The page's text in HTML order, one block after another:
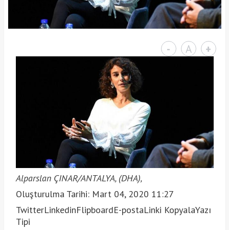
- A +
Alparslan ÇINAR/ANTALYA, (DHA),
Oluşturulma Tarihi: Mart 04, 2020 11:27
TwitterLinkedinFlipboardE-postaLinki KopyalaYazı
Tipi